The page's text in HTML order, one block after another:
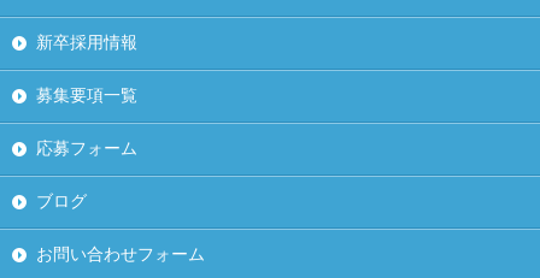
新卒採用情報
募集要項一覧
応募フォーム
ブログ
お問い合わせフォーム